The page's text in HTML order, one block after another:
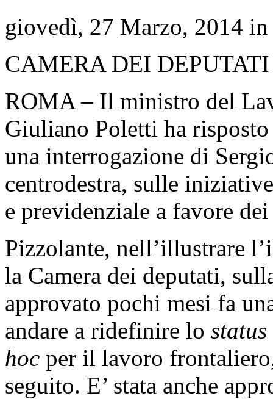
giovedì, 27 Marzo, 2014
CAMERA DEI DEPUTATI
ROMA – Il ministro del
Giuliano Poletti ha
una interrogazione di
centrodestra, sulle
e previdenziale a favore
Pizzolante, nell’illustrare
la Camera dei deputati,
approvato pochi mesi fa
andare a ridefinire lo status
hoc per il lavoro
seguito. E’ stata anche